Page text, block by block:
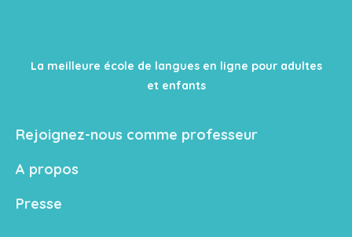
La meilleure école de langues en ligne pour adultes
et enfants
Rejoignez-nous comme professeur
A propos
Presse